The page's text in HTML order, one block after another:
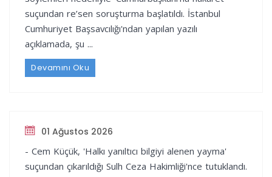
suçundan re’sen soruşturma başlatıldı. İstanbul
Cumhuriyet Başsavcılığı'ndan yapılan yazılı
açıklamada, şu ...
Devamını Oku
01 Ağustos 2026
- Cem Küçük, 'Halkı yanıltıcı bilgiyi alenen yayma'
suçundan çıkarıldığı Sulh Ceza Hakimliği'nce tutuklandı.